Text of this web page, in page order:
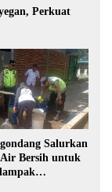
Perkuat
Salurkan
Bersih untuk